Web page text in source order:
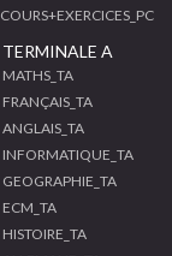
COURS+EXERCICES_PC
TERMINALE A
MATHS_TA
FRANÇAIS_TA
ANGLAIS_TA
INFORMATIQUE_TA
GEOGRAPHIE_TA
ECM_TA
HISTOIRE_TA